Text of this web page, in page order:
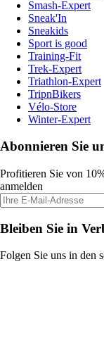
Smash-Expert
Sneak'In
Sneakids
Sport is good
Training-Fit
Trek-Expert
Triathlon-Expert
TripnBikers
Vélo-Store
Winter-Expert
Abonnieren Sie
Profitieren Sie von
anmelden
Bleiben Sie in
Folgen Sie uns in den